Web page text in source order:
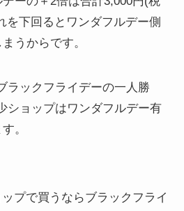
を下回るとワンダフルデー側
うからです。
ラックフライデーの一人勝
ショップはワンダフルデー有
。
プで買うならブラックフライ